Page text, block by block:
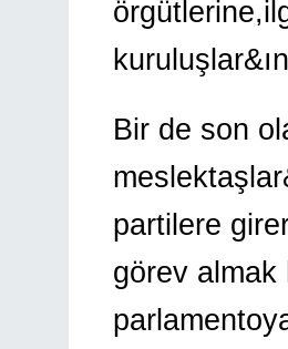
Bir de son
partilere
görev